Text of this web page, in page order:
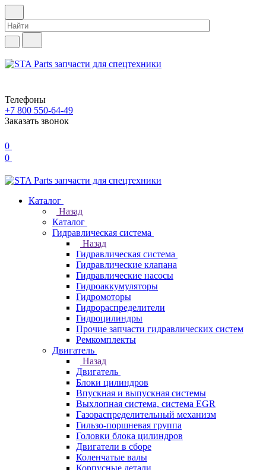
Телефоны
+7 800 550-64-49
Заказать звонок
0
0
Каталог
Назад
Каталог
Гидравлическая система
Назад
Гидравлическая система
Гидравлические клапана
Гидравлические насосы
Гидроаккумуляторы
Гидромоторы
Гидрораспределители
Гидроцилиндры
Прочие запчасти гидравлических систем
Ремкомплекты
Двигатель
Назад
Двигатель
Блоки цилиндров
Впускная и выпускная системы
Выхлопная система, система EGR
Газораспределительный механизм
Гильзо-поршневая группа
Головки блока цилиндров
Двигатели в сборе
Коленчатые валы
Корпусные детали